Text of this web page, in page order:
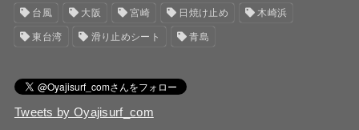
台風 大阪 宮崎 日焼け止め 木崎浜
東台湾 滑り止めシート 青島
Tweets by Oyajisurf_com